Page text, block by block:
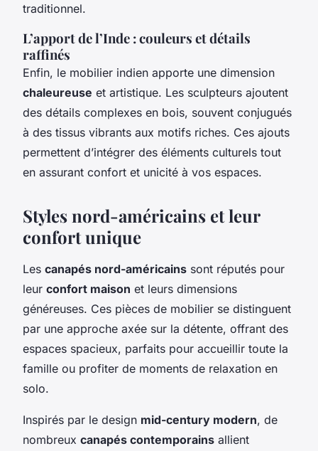
traditionnel.
L’apport de l’Inde : couleurs et détails
raffinés
Enfin, le mobilier indien apporte une dimension
chaleureuse et artistique. Les sculpteurs ajoutent
des détails complexes en bois, souvent conjugués
à des tissus vibrants aux motifs riches. Ces ajouts
permettent d’intégrer des éléments culturels tout
en assurant confort et unicité à vos espaces.
Styles nord-américains et leur
confort unique
Les canapés nord-américains sont réputés pour
leur confort maison et leurs dimensions
généreuses. Ces pièces de mobilier se distinguent
par une approche axée sur la détente, offrant des
espaces spacieux, parfaits pour accueillir toute la
famille ou profiter de moments de relaxation en
solo.
Inspirés par le design mid-century modern, de
nombreux canapés contemporains allient